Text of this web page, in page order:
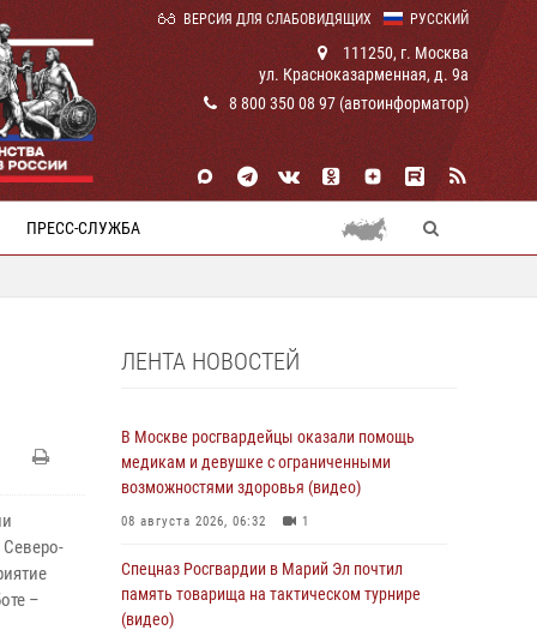
РУССКИЙ
ВЕРСИЯ ДЛЯ СЛАБОВИДЯЩИХ
111250, г. Москва
ул. Красноказарменная, д. 9а
8 800 350 08 97 (автоинформатор)
ПРЕСС-СЛУЖБА
Северо-
–
ЛЕНТА НОВОСТЕЙ
В Москве росгвардейцы оказали помощь
медикам и девушке с ограниченными
возможностями здоровья (видео)
08 августа 2026, 06:32 1
Спецназ Росгвардии в Марий Эл почтил
память товарища на тактическом турнире
(видео)